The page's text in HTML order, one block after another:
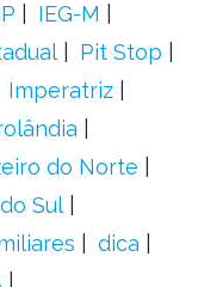
IEG-M
Pit Stop
Imperatriz
do Norte
Sul
dica